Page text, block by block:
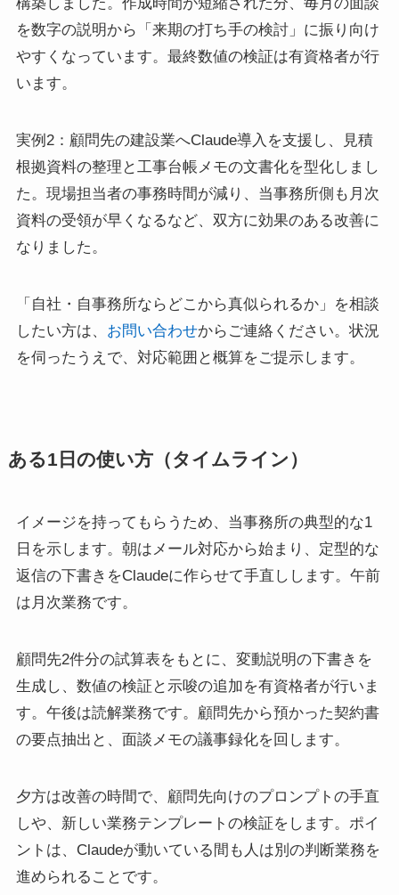
を数字の説明から「来期の打ち手の検討」に振り向け
やすくなっています。最終数値の検証は有資格者が行
います。
実例2：顧問先の建設業へClaude導入を支援し、見積
根拠資料の整理と工事台帳メモの文書化を型化しまし
た。現場担当者の事務時間が減り、当事務所側も月次
資料の受領が早くなるなど、双方に効果のある改善に
なりました。
「自社・自事務所ならどこから真似られるか」を相談
したい方は、 お問い合わせからご連絡ください。状況
を伺ったうえで、対応範囲と概算をご提示します。
ある1日の使い方（タイムライン）
イメージを持ってもらうため、当事務所の典型的な1
日を示します。朝はメール対応から始まり、定型的な
返信の下書きをClaudeに作らせて手直しします。午前
は月次業務です。
顧問先2件分の試算表をもとに、変動説明の下書きを
生成し、数値の検証と示唆の追加を有資格者が行いま
す。午後は読解業務です。顧問先から預かった契約書
の要点抽出と、面談メモの議事録化を回します。
夕方は改善の時間で、顧問先向けのプロンプトの手直
しや、新しい業務テンプレートの検証をします。ポイ
ントは、Claudeが動いている間も人は別の判断業務を
進められることです。